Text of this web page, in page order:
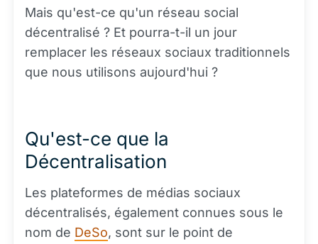
Mais qu'est-ce qu'un réseau social
décentralisé ? Et pourra-t-il un jour
remplacer les réseaux sociaux traditionnels
que nous utilisons aujourd'hui ?
Qu'est-ce que la
Décentralisation
Les plateformes de médias sociaux
décentralisés, également connues sous le
nom de DeSo, sont sur le point de